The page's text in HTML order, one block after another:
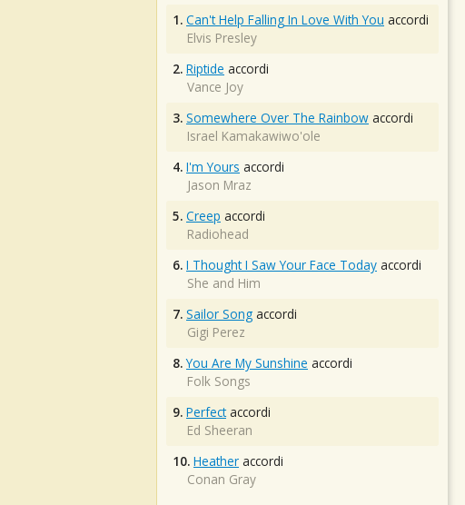
1. Can't Help Falling In Love With You accordi
Elvis Presley
2. Riptide accordi
Vance Joy
3. Somewhere Over The Rainbow accordi
Israel Kamakawiwo'ole
4. I'm Yours accordi
Jason Mraz
5. Creep accordi
Radiohead
6. I Thought I Saw Your Face Today accordi
She and Him
7. Sailor Song accordi
Gigi Perez
8. You Are My Sunshine accordi
Folk Songs
9. Perfectaccordi
Ed Sheeran
10. Heather accordi
Conan Gray